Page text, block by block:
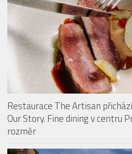
Restaurace The Artisan
Our Story. Fine dining v centru